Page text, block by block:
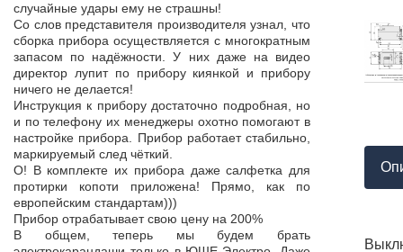
случайные удары ему не страшны!
Со слов представителя производителя узнал, что
сборка прибора осуществляется с многократным
запасом по надёжности. У них даже на видео
директор лупит по прибору киянкой и прибору
ничего не делается!
Инструкция к прибору достаточно подробная, но
и по телефону их менеджеры охотно помогают в
настройке прибора. Прибор работает стабильно,
маркируемый след чёткий.
О! В комплекте их прибора даже салфетка для
протирки копоти приложена! Прямо, как по
европейским стандартам)))
Прибор отрабатывает свою цену на 200%
В общем, теперь мы будем брать
впервые
Приятно
поставщиком!